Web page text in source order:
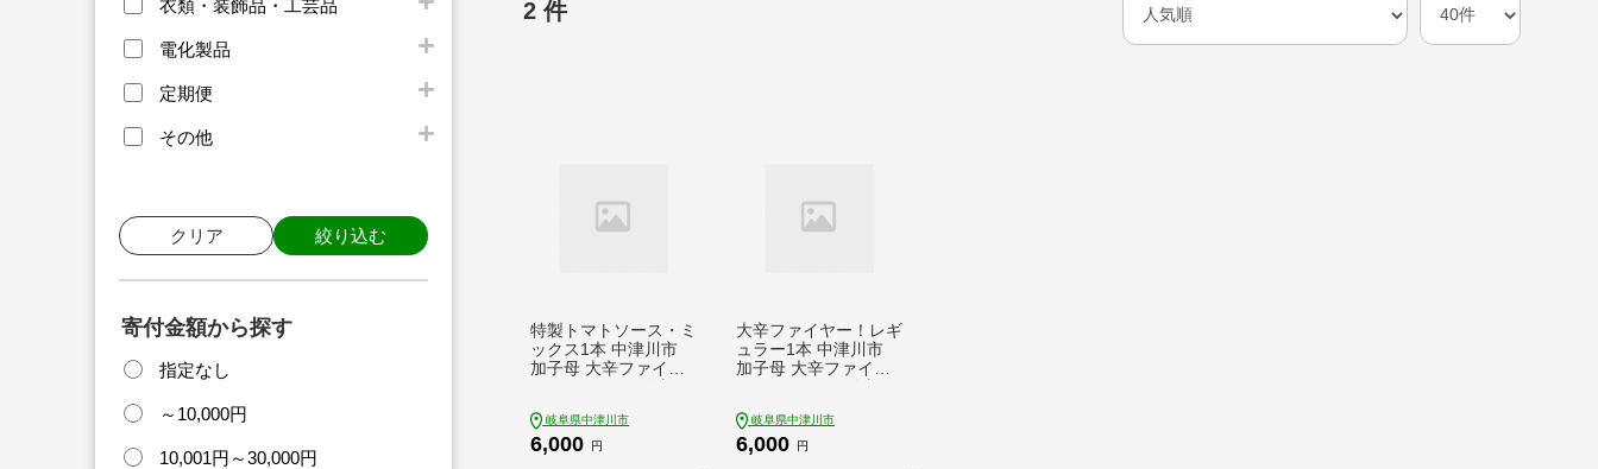
衣類・装飾品・工芸品
電化製品
定期便
その他
クリア 絞り込む
寄付金額から探す
指定なし
～10,000円
10,001円～30,000円
2 件
特製トマトソース・ミ
ックス1本 中津川市
加子母 大辛ファイヤ
辛子 にんにく スパイ
ス スパイシー ソース
岐阜県中津川市
6,000 円
大辛ファイヤー！レギ
ュラー1本 中津川市
加子母 大辛ファイヤ
辛子 にんにく スパイ
ス スパイシー ソース
岐阜県中津川市
6,000 円